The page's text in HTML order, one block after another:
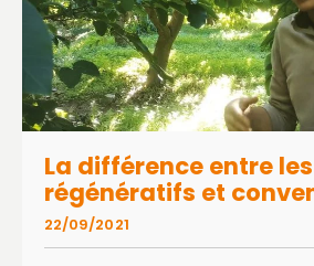
La différence entre
régénératifs et
22/09/2021